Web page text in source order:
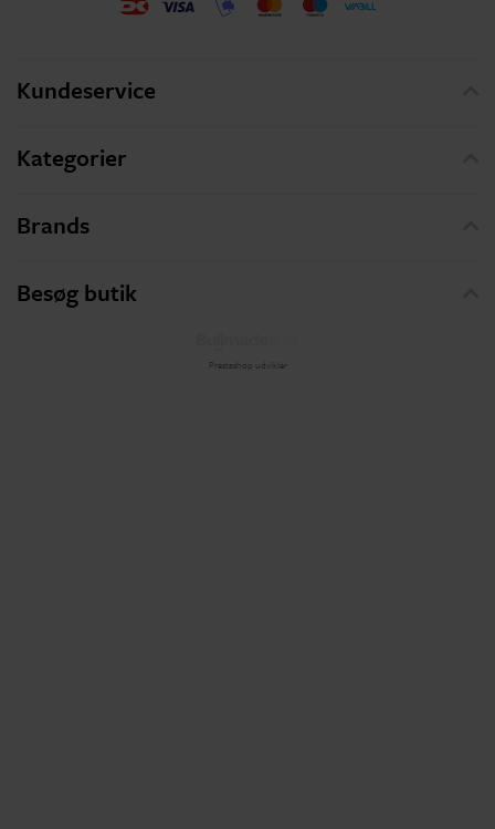
Kundeservice
Kategorier
Brands
Besøg butik
Prestashop udvikler